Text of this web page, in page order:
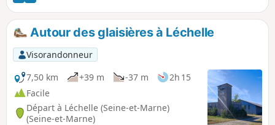
bois avant d'atteindre la chapelle. Là, une table
d'orientation vous permettra de découvrir la
vallée du Nord de l'Yonne. Au retour, vous
traverserez le village en passant près de
l'Église Saint-Laurent puis entre les étangs de
pêche et longerez le lavoir.
Autour des glaisières à Léchelle
Visorandonneur
7,50 km
+39 m -37 m
2h 15
Facile
Départ à Léchelle (Seine-et-Marne)
(Seine-et-Marne)